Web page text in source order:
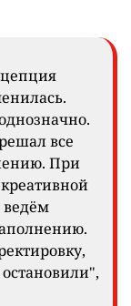
все
При
ведём